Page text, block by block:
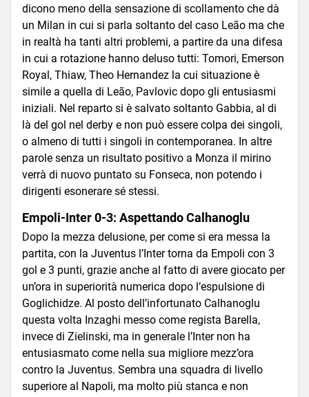
dicono meno della sensazione di scollamento che dà
un Milan in cui si parla soltanto del caso Leão ma che
in realtà ha tanti altri problemi, a partire da una difesa
in cui a rotazione hanno deluso tutti: Tomori, Emerson
Royal, Thiaw, Theo Hernandez la cui situazione è
simile a quella di Leão, Pavlovic dopo gli entusiasmi
iniziali. Nel reparto si è salvato soltanto Gabbia, al di
là del gol nel derby e non può essere colpa dei singoli,
o almeno di tutti i singoli in contemporanea. In altre
parole senza un risultato positivo a Monza il mirino
verrà di nuovo puntato su Fonseca, non potendo i
dirigenti esonerare sé stessi.
Empoli-Inter 0-3: Aspettando Calhanoglu
Dopo la mezza delusione, per come si era messa la
partita, con la Juventus l’Inter torna da Empoli con 3
gol e 3 punti, grazie anche al fatto di avere giocato per
un’ora in superiorità numerica dopo l’espulsione di
Goglichidze. Al posto dell’infortunato Calhanoglu
questa volta Inzaghi messo come regista Barella,
invece di Zielinski, ma in generale l’Inter non ha
entusiasmato come nella sua migliore mezz’ora
contro la Juventus. Sembra una squadra di livello
superiore al Napoli, ma molto più stanca e non